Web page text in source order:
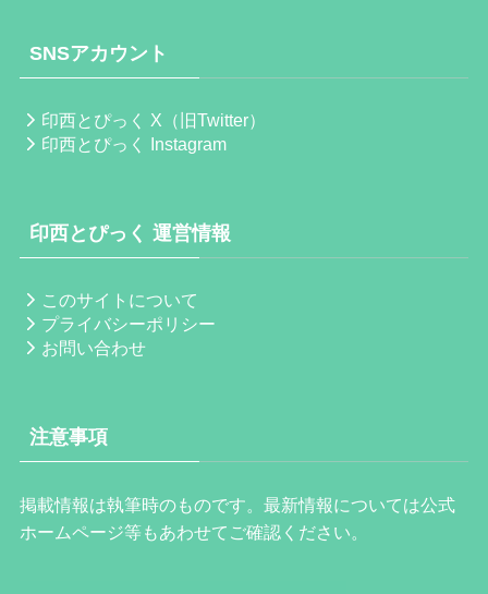
SNSアカウント
印西とぴっく X（旧Twitter）
印西とぴっく Instagram
印西とぴっく 運営情報
このサイトについて
プライバシーポリシー
お問い合わせ
注意事項
掲載情報は執筆時のものです。最新情報については公式
ホームページ等もあわせてご確認ください。